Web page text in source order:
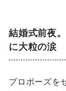
結婚式前夜
に大粒の涙
プロポーズを